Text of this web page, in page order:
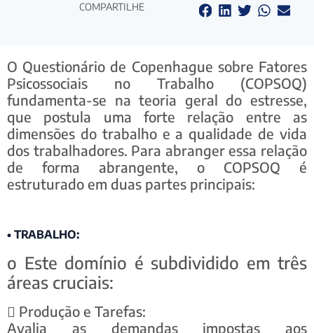
COMPARTILHE
O Questionário de Copenhague sobre Fatores
Psicossociais no Trabalho (COPSOQ)
fundamenta-se na teoria geral do estresse,
que postula uma forte relação entre as
dimensões do trabalho e a qualidade de vida
dos trabalhadores. Para abranger essa relação
de forma abrangente, o COPSOQ é
estruturado em duas partes principais:
• TRABALHO:
o Este domínio é subdividido em três
áreas cruciais:
 Produção e Tarefas:
Avalia as demandas impostas aos